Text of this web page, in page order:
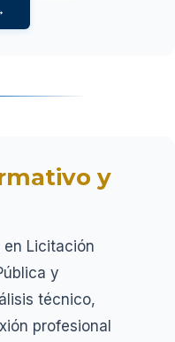
y
Licitación
y
técnico,
profesional